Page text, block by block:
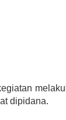
dipidana.